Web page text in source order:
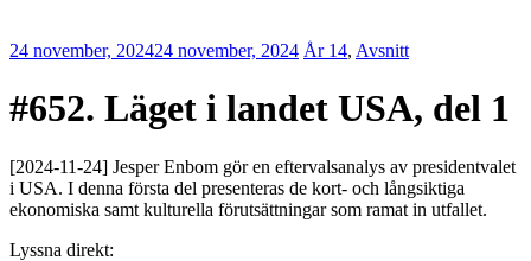
24 november, 202424 november, 2024 Erik
År 14, Avsnitt
#652. Läget i landet USA, del 1
[2024-11-24] Jesper Enbom gör en eftervalsanalys av presidentvalet
i USA. I denna första del presenteras de kort- och långsiktiga
ekonomiska samt kulturella förutsättningar som ramat in utfallet.
Lyssna direkt: